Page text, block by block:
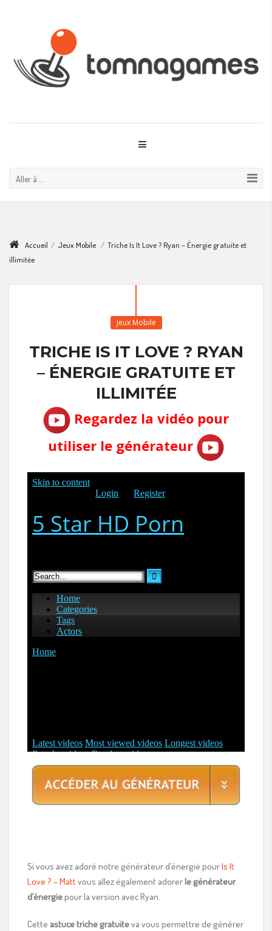
Aller à ...
Accueil / Jeux Mobile / Triche Is It Love ? Ryan – Énergie gratuite et
illimitée
Jeux Mobile
TRICHE IS IT LOVE ? RYAN
– ÉNERGIE GRATUITE ET
ILLIMITÉE
Regardez la vidéo pour
utiliser le générateur
Si vous avez adoré notre générateur d’énergie pourIs It
Love ? – Mattvous allez également adorer le générateur
d’énergiepour la version avec Ryan.
Cette astuce triche gratuiteva vous permettre de générer